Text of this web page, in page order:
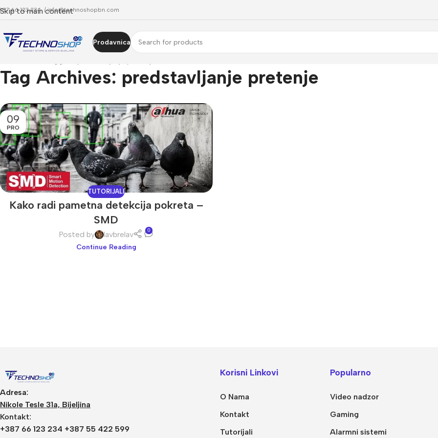
Skip to main content
66 123 234 /info@technoshopbn.com
Prodavnica
DVR snimači
Pokretne Kamere
NVR snimači
POE switchevi
Tag Archives: predstavljanje pretenje
09
PRO
TUTORIJALI
Kako radi pametna detekcija pokreta –
SMD
Posted by lavbrelav 0
Continue Reading
Adresa:
Nikole Tesle 31a, Bijeljina
Kontakt:
+387 66 123 234 +387 55 422 599
Korisni Linkovi
O Nama
Kontakt
Tutorijali
Popularno
Video nadzor
Gaming
Alarmni sistemi